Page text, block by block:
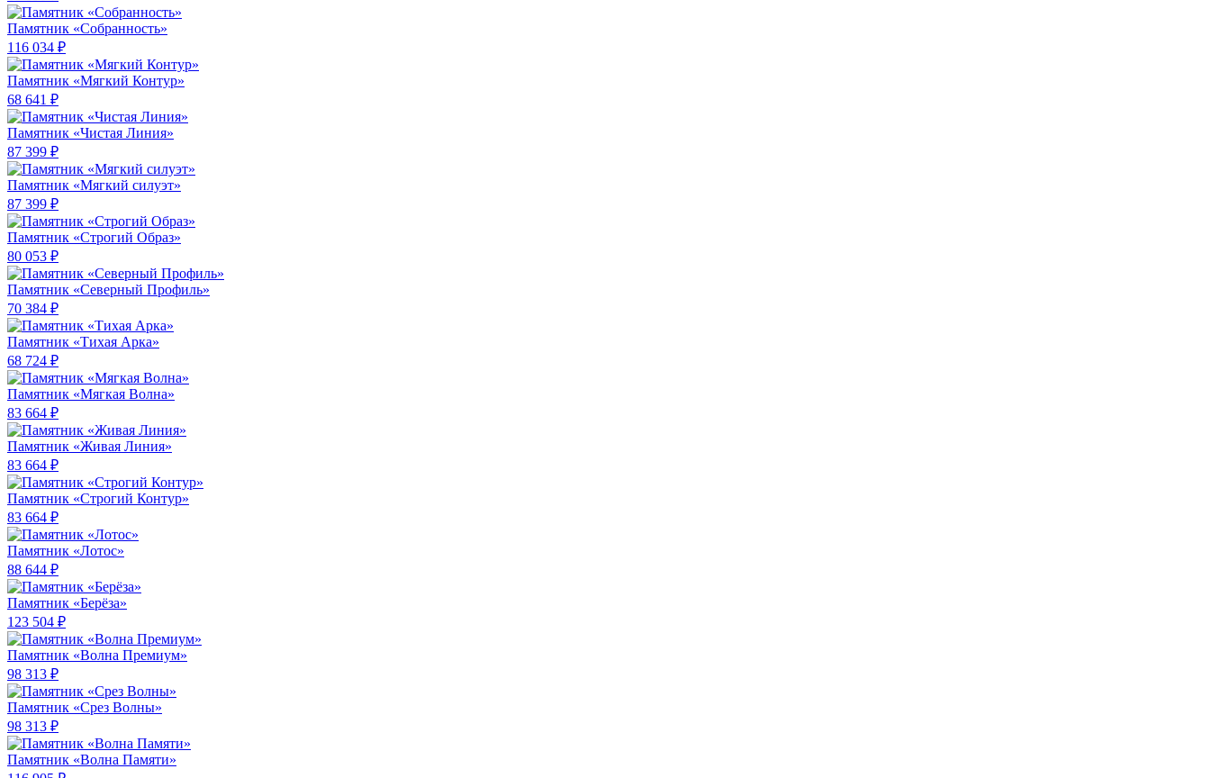
Памятник «Собранность»
116 034 ₽
Памятник «Мягкий Контур»
68 641 ₽
Памятник «Чистая Линия»
87 399 ₽
Памятник «Мягкий силуэт»
87 399 ₽
Памятник «Строгий Образ»
80 053 ₽
Памятник «Северный Профиль»
70 384 ₽
Памятник «Тихая Арка»
68 724 ₽
Памятник «Мягкая Волна»
83 664 ₽
Памятник «Живая Линия»
83 664 ₽
Памятник «Строгий Контур»
83 664 ₽
Памятник «Лотос»
88 644 ₽
Памятник «Берёза»
123 504 ₽
Памятник «Волна Премиум»
98 313 ₽
Памятник «Срез Волны»
98 313 ₽
Памятник «Волна Памяти»